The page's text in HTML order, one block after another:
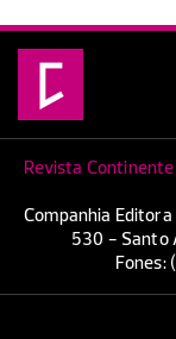
Revista
Companhia
530 - Santo
Fones: